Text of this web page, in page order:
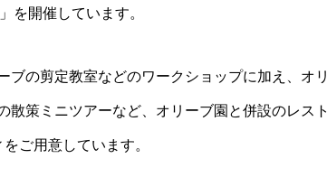
village marche 9月ワークショッ
を開催しています。
の剪定教室などのワークショップに加え、オリ
策ミニツアーなど、オリーブ園と併設のレスト
ご用意しています。